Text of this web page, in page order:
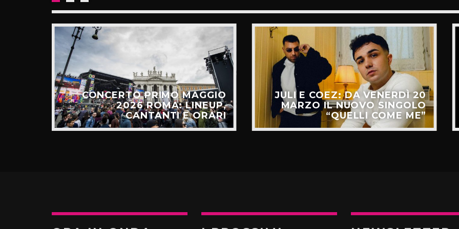
CONCERTO PRIMO MAGGIO
2026 ROMA: LINEUP,
CANTANTI E ORARI
JULI E COEZ: DA VENERDÌ 20
MARZO IL NUOVO SINGOLO
“QUELLI COME ME”